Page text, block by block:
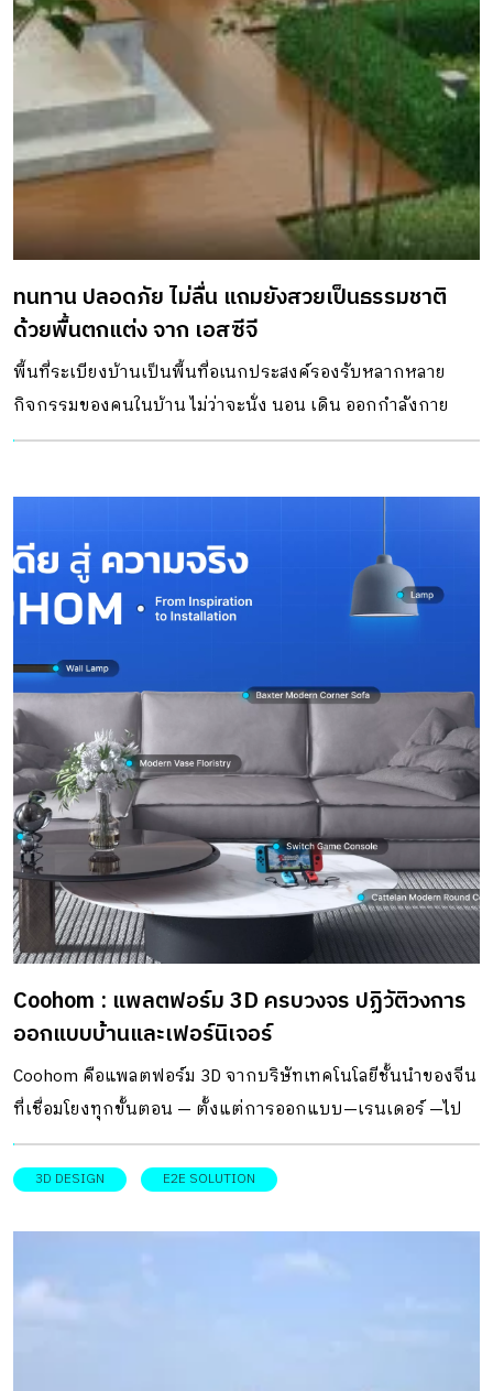
ทนทาน ปลอดภัย ไม่ลื่น แถมยังสวยเป็นธรรมชาติ
ด้วยพื้นตกแต่ง จาก เอสซีจี
พื้นที่ระเบียงบ้านเป็นพื้นที่อเนกประสงค์รองรับหลากหลาย
กิจกรรมของคนในบ้าน ไม่ว่าจะนั่ง นอน เดิน ออกกำลังกาย
หรือสังสรรค์ ซึ่งโดยทั่วไประเบียงมักจะอยู่ภายนอก หรือกึ่ง
เฉพาะในฤดูฝน บริเวณระเบียงซึ่งอยู่กลางแจ้ง จะเป็นส่วนที่
รองรับน้ำฝนแบบเต็มๆ หากใช้วัสดุปูพื้นที่ไม่ทนทาน และ
ทำความสะอาดยาก สิ่งที่มักจะตามมาคือตะไคร่น้ำ และคราบ
สกปรก ซึ่งสิ่งเหล่านี้ทำลายพื้นผิวของระเบียงโดยตรง รวมทั้ง
ระเบียงได้ด้วย ดังนั้นการเลือกพื้นระเบียงจึงต้องมีทั้งความ
ทนทาน และปลอดภัยควบคู่กัน การเลือกใช้วัสดุที่ได้มาตรฐาน
ทนทานต่อการใช้งาน นอกจากจะทำให้ระเบียงยังสวยงาม
มีอายุการใช้งานยาวนาน ยังมั่นใจได้ว่าทุกคนในครอบครัว จะ
ก้าวเดินอย่างปลอดภัย และมั่นคงไปบนระเบียง โดยไม่ต้องกลัว
ว่าจะหกล้ม หรือลื่นไถลให้เจ็บตัว ซึ่งวัสดุสำหรับทำระเบียงก็มี
หลายแบบ อาทิเช่น พื้นคอนกรีตที่มีความขรุขระ แต่ก็จะเกิด
ตะไคร่ และสะสมคราบสกปรก รวมทั้งพื้นกระเบื้องที่จะทำความ
สะอาดง่ายกว่า แต่เสี่ยงที่จะลื่นได้ง่ายเช่นกัน หรือหากบ้านไหน
อยากได้ความกลมกลืนไปกับธรรมชาติ ก็จะเลือกพื้นไม้จริง แต่
ก็จะเปื่อยยุ่ย ผุพังง่าย อายุการใช้งานไม่ยาวนาน นานวันไปอาจ
หักหรือมีปลวกมาทำลายเนื้อไม้ ถ้าคุณกำลังมองหาวัสดุปูพื้น
ระเบียง ภายนอก และกึ่งภายนอก ตัวเลือกที่เราอยากแนะนำคือ
พื้นตกแต่ง เอสซีจี วัสดุทดแทนไม้หรือไม้เทียม ซึ่งเป็นวัสดุ
หลากหลายกิจกรรมของครอบครัว อีกทั้งยังสวยงามเสมือนไม้
จริง […]
Coohom : แพลตฟอร์ม 3D ครบวงจร ปฏิวัติวงการ
ออกแบบบ้านและเฟอร์นิเจอร์
Coohom คือแพลตฟอร์ม 3D จากบริษัทเทคโนโลยีชั้นนำของจีน
ที่เชื่อมโยงทุกขั้นตอน — ตั้งแต่การออกแบบ—เรนเดอร์ —ไป
จนถึงเชื่อมต่อสู่การผลิต — รองรับทั้งธุรกิจและผู้บริโภคราย
บุคคลในยุคดิจิทัล และได้รับการยกย่องจาก Frost & Sullivan
ประสบการณ์การทำงานที่เปลี่ยนแปลงวิธีการดำเนินธุรกิจของ
3D DESIGN E2E SOLUTION